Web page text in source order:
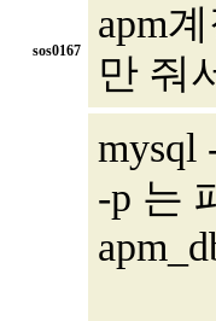
sos0167
apm
만 줘
mysql
-p 는